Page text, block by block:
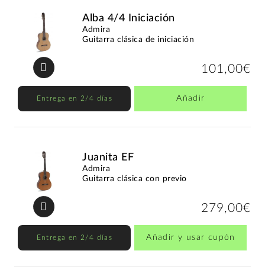
Alba 4/4 Iniciación
Admira
Guitarra clásica de iniciación
101,00€
Entrega en 2/4 días Añadir
Juanita EF
Admira
Guitarra clásica con previo
279,00€
Entrega en 2/4 días Añadir y usar cupón